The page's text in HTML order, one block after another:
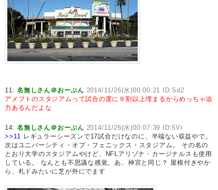
11:名無しさん＠おーぷん 2014/11/26(水)00:00:21 ID:Sd2
アメフトのスタジアムって試合の度に９割以上埋まるからめっちゃ迫
力あるんだよな
14:名無しさん＠おーぷん 2014/11/26(水)00:07:39 ID:5Vr
>>11 レギュラーシーズンで17試合だけなのに、半端ない収益やで。
次はユニバーシティ・オブ・フェニックス・スタジアム。 その名の
とおり大学のスタジアムやけど、NFLアリゾナ・カージナルスも使用
している。 なんとも不思議な感覚。あ、神宮と同じ？ 屋根付きやか
ら、札ドみたいに芝が外にでます